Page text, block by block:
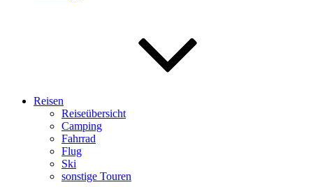
Reisen
Reiseübersicht
Camping
Fahrrad
Flug
Ski
sonstige Touren